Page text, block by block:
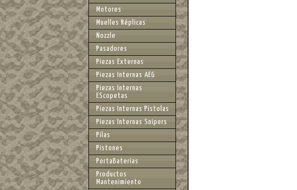
Motores
Muelles Réplicas
Nozzle
Pasadores
Piezas Externas
Piezas Internas AEG
Piezas Internas
EScopetas
Piezas Internas Pistolas
Piezas Internas Snipers
Pilas
Pistones
PortaBaterías
Productos
Mantenimiento